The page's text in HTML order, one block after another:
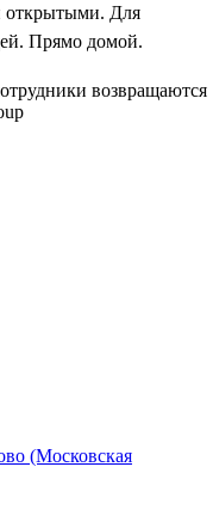
открытыми. Для
Прямо домой.
(Московская